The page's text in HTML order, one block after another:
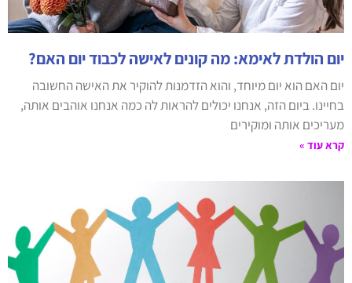
יום הולדת לאימא: מה קונים לאישה לכבוד יום האם?
יום האם הוא יום מיוחד, והוא הזדמנות להוקיר את האישה החשובה
בחיינו. ביום הזה, אנחנו יכולים להראות לה כמה אנחנו אוהבים אותה,
מעריכים אותה ומוקירים
קרא עוד »